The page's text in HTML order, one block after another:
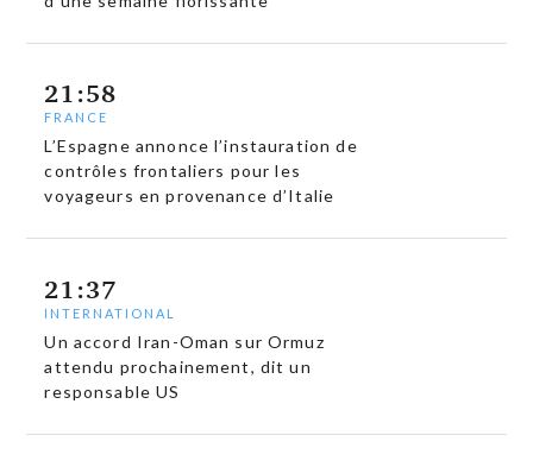
21:58
FRANCE
L’Espagne annonce l’instauration de
contrôles frontaliers pour les
voyageurs en provenance d’Italie
21:37
INTERNATIONAL
Un accord Iran-Oman sur Ormuz
attendu prochainement, dit un
responsable US